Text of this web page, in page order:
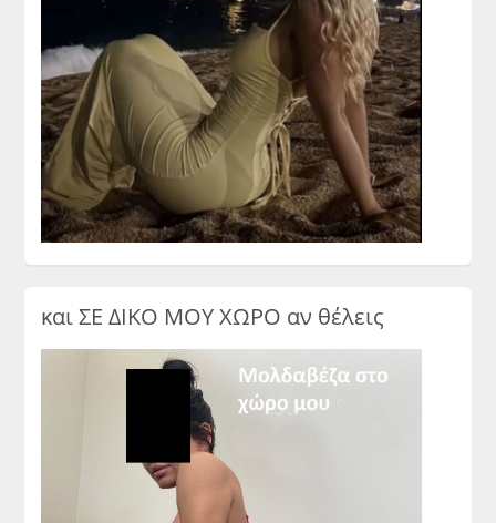
και ΣΕ ΔΙΚΟ ΜΟΥ ΧΩΡΟ αν θέλεις